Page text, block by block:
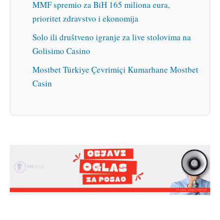
MMF spremio za BiH 165 miliona eura,
prioritet zdravstvo i ekonomija
Solo ili društveno igranje za live stolovima na
Golisimo Casino
Mostbet Türkiye Çevrimiçi Kumarhane Mostbet
Casin